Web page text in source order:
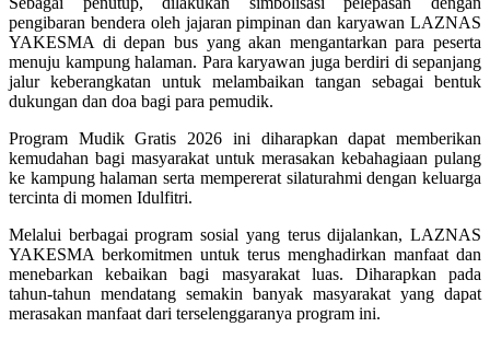
pengibaran bendera oleh jajaran pimpinan dan karyawan LAZNAS
YAKESMA di depan bus yang akan mengantarkan para peserta
menuju kampung halaman. Para karyawan juga berdiri di sepanjang
jalur keberangkatan untuk melambaikan tangan sebagai bentuk
dukungan dan doa bagi para pemudik.
Program Mudik Gratis 2026 ini diharapkan dapat memberikan
kemudahan bagi masyarakat untuk merasakan kebahagiaan pulang
ke kampung halaman serta mempererat silaturahmi dengan keluarga
tercinta di momen Idulfitri.
Melalui berbagai program sosial yang terus dijalankan, LAZNAS
YAKESMA berkomitmen untuk terus menghadirkan manfaat dan
menebarkan kebaikan bagi masyarakat luas. Diharapkan pada
tahun-tahun mendatang semakin banyak masyarakat yang dapat
merasakan manfaat dari terselenggaranya program ini.